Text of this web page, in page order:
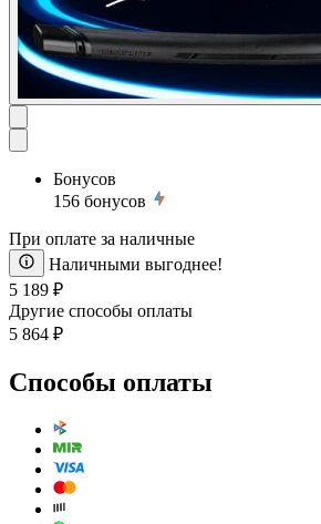
Бонусов
156 бонусов
При оплате за наличные
Наличными выгоднее!
5 189 ₽
Другие способы оплаты
5 864 ₽
Способы оплаты